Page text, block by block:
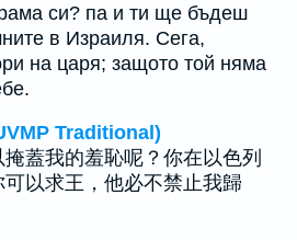
си? па и ти ще бъдеш
в Израиля. Сега,
на царя; защото той няма
Traditional)
蓋我的羞恥呢？你在以色列
以求王，他必不禁止我歸